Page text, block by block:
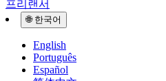
프리랜서
🌐 한국어
English
Português
Español